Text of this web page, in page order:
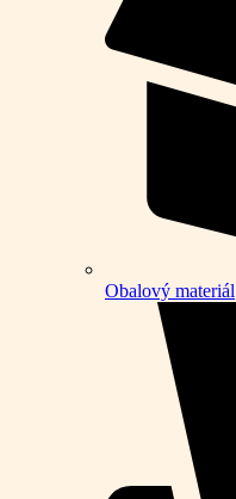
Obalový materiál